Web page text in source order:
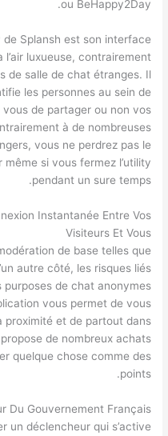
ou BeHappy2Day.
de Splansh est son interface
luxueuse, contrairement
de salle de chat étranges. Il
les personnes au sein de
vous de partager ou non vos
à de nombreuses
vous ne perdrez pas le
si vous fermez l’utility
pendant un sure temps.
Instantanée Entre Vos
Visiteurs Et Vous
de base telles que
autre côté, les risques liés
de chat anonymes
vous permet de vous
proximité et de partout dans
de nombreux achats
quelque chose comme des
points.
Du Gouvernement Français
un déclencheur qui s’active